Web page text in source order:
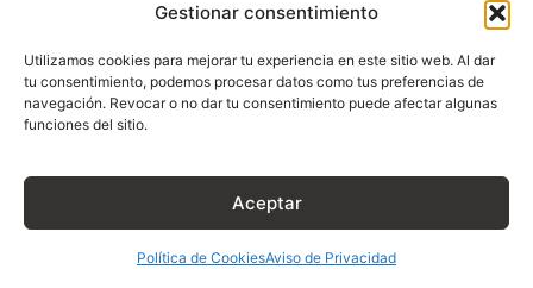
Gestionar consentimiento
Utilizamos cookies para mejorar tu experiencia en este sitio web. Al dar
tu consentimiento, podemos procesar datos como tus preferencias de
navegación. Revocar o no dar tu consentimiento puede afectar algunas
funciones del sitio.
Aceptar
Política de CookiesAviso de Privacidad